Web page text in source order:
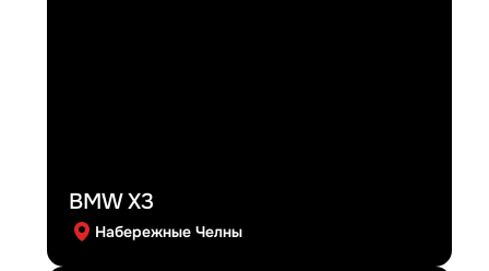
BMW X3
Набережные Челны